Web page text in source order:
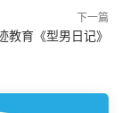
下一篇
教育《型男日记》